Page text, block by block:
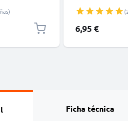
de Carga y
6,95 €
Ficha técnica